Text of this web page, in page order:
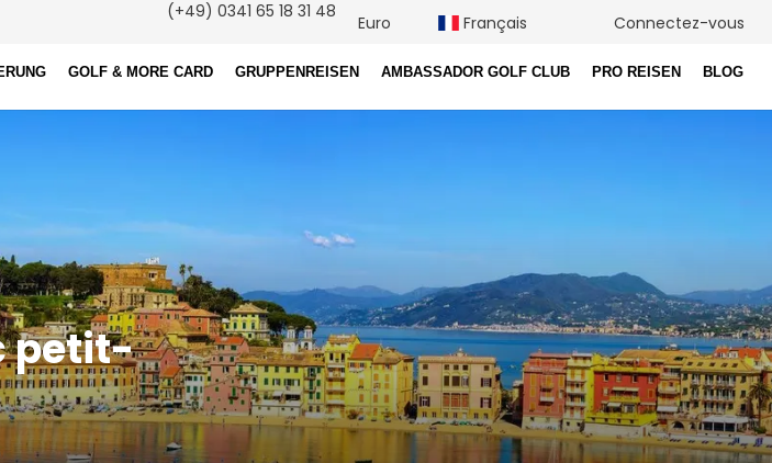
GOLF & MORE CARD GRUPPENREISEN AMBASSADOR GOLF CLUB PRO REISEN BLOG
(+49) 0341 65 18 31 48
Euro Français Connectez-vous
petit-